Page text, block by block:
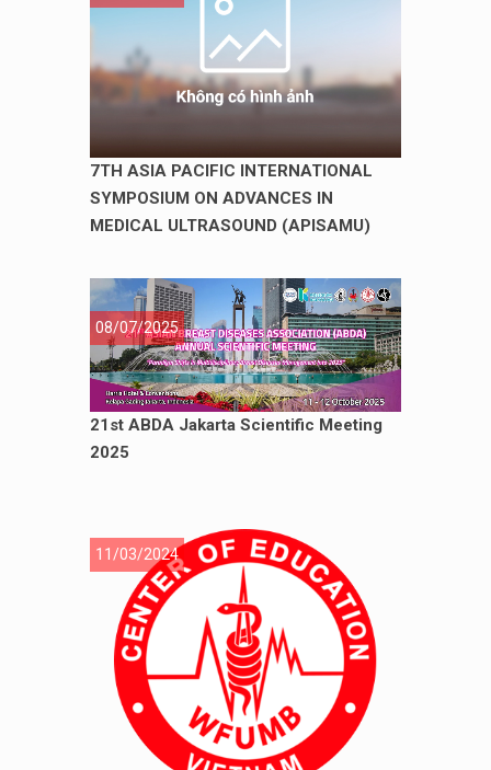
7TH ASIA PACIFIC INTERNATIONAL
SYMPOSIUM ON ADVANCES IN
MEDICAL ULTRASOUND (APISAMU)
08/07/2025
21st ABDA Jakarta Scientific Meeting
2025
11/03/2024